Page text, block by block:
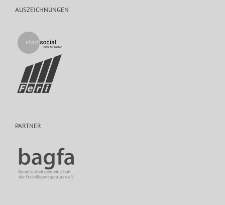
AUSZEICHNUNGEN
PARTNER